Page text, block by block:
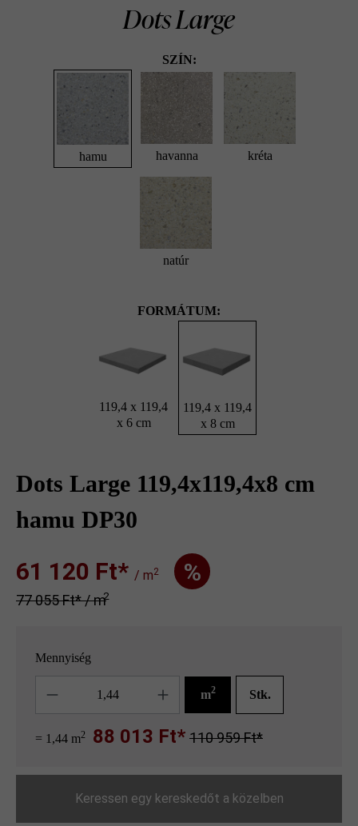
Dots Large
SZÍN:
hamu havanna kréta
natúr
FORMÁTUM:
119,4 x 119,4
x 6 cm
119,4 x 119,4
x 8 cm
Dots Large 119,4x119,4x8 cm
hamu DP30
61 120 Ft‎‎‎* / m2 %
77 055 Ft‎‎‎* / m2
Mennyiség
m2 Stk.
= 1,44 m2 88 013 Ft* 110 959 Ft*
Keressen egy kereskedőt a közelben